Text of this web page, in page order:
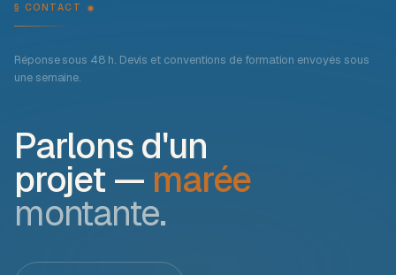
§ CONTACT
Réponse sous 48 h. Devis et conventions de formation envoyés sous
une semaine.
Parlons d'un
projet — marée
montante.